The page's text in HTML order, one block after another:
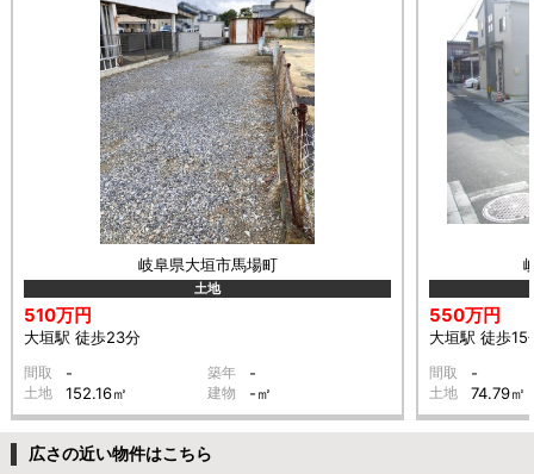
岐阜県大垣市馬場町
土地
510万円
大垣駅 徒歩23分
間取 - 築年 -
土地 152.16㎡ 建物 -㎡
550万円
大垣駅 徒歩15
間取 -
土地 74.79㎡
広さの近い物件はこちら